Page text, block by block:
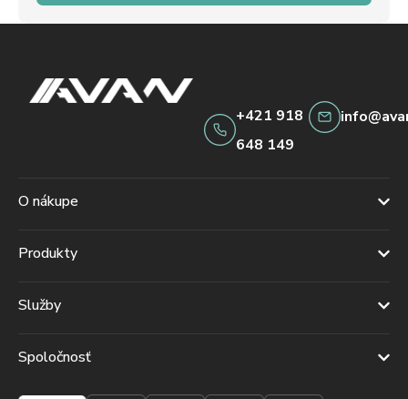
+421 918
648 149
O nákupe
Produkty
Služby
Spoločnosť